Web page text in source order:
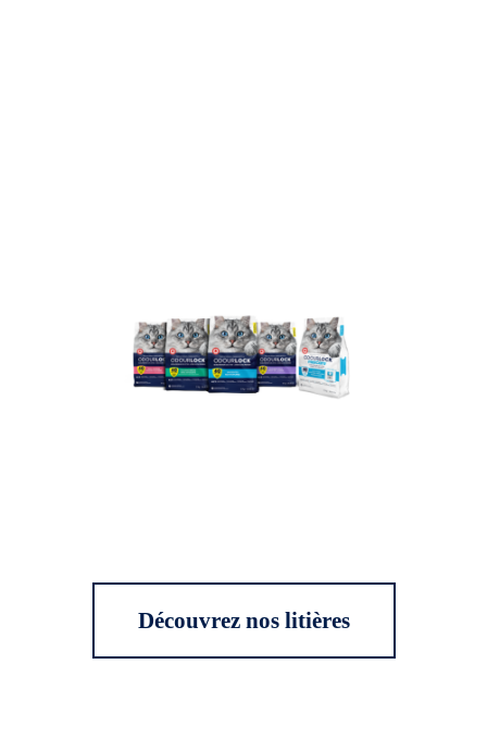
Découvrez nos litières